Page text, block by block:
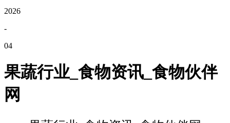
2026
-
04
果蔬行业_食物资讯_食物伙伴
网